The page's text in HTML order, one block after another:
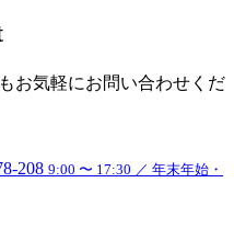
お気軽にお問い合わせくだ
208 9:00 〜 17:30 ／ 年末年始・